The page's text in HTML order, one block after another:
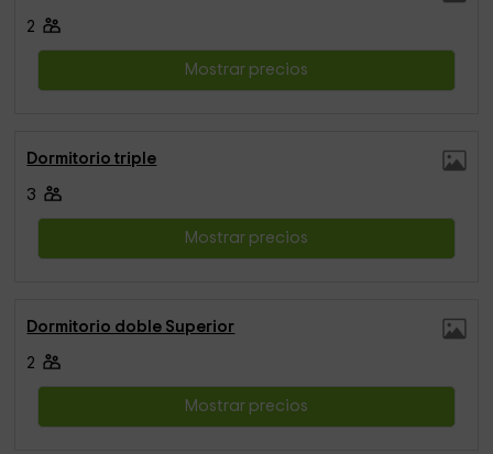
2
Mostrar precios
Dormitorio triple
3
Mostrar precios
Dormitorio doble Superior
2
Mostrar precios